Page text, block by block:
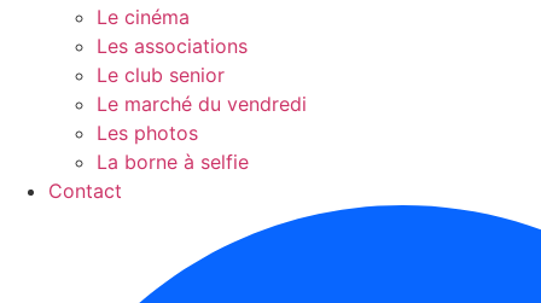
Le cinéma
Les associations
Le club senior
Le marché du vendredi
Les photos
La borne à selfie
Contact